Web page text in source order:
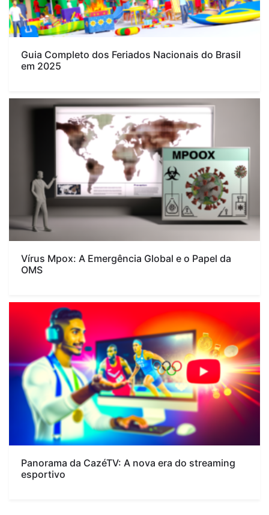
Guia Completo dos Feriados Nacionais do Brasil
em 2025
Vírus Mpox: A Emergência Global e o Papel da
OMS
Panorama da CazéTV: A nova era do streaming
esportivo